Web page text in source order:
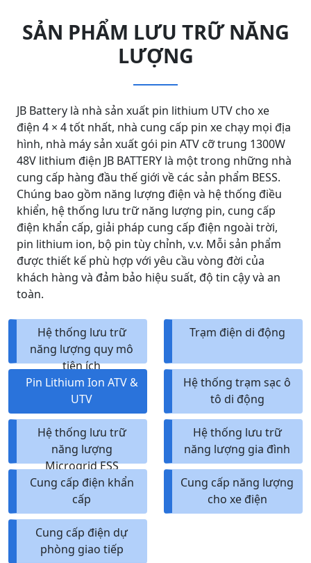
SẢN PHẨM LƯU TRỮ NĂNG
LƯỢNG
JB Battery là nhà sản xuất pin lithium UTV cho xe
điện 4 × 4 tốt nhất, nhà cung cấp pin xe chạy mọi địa
hình, nhà máy sản xuất gói pin ATV cỡ trung 1300W
48V lithium điện JB BATTERY là một trong những nhà
cung cấp hàng đầu thế giới về các sản phẩm BESS.
Chúng bao gồm năng lượng điện và hệ thống điều
khiển, hệ thống lưu trữ năng lượng pin, cung cấp
điện khẩn cấp, giải pháp cung cấp điện ngoài trời,
pin lithium ion, bộ pin tùy chỉnh, v.v. Mỗi sản phẩm
được thiết kế phù hợp với yêu cầu vòng đời của
khách hàng và đảm bảo hiệu suất, độ tin cậy và an
toàn.
Hệ thống lưu trữ
năng lượng quy mô
tiện ích
Trạm điện di động
Pin Lithium Ion ATV &
UTV
Hệ thống trạm sạc ô
tô di động
Hệ thống lưu trữ
năng lượng
Microgrid ESS
Hệ thống lưu trữ
năng lượng gia đình
Cung cấp điện khẩn
cấp
Cung cấp năng lượng
cho xe điện
Cung cấp điện dự
phòng giao tiếp